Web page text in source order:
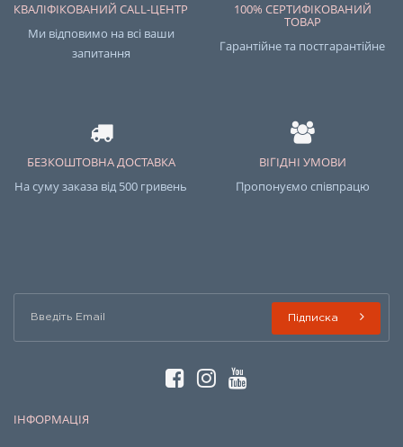
КВАЛІФІКОВАНИЙ CALL-ЦЕНТР
Ми відповимо на всі ваши
запитання
100% СЕРТИФІКОВАНИЙ
ТОВАР
Гарантійне та постгарантійне
БЕЗКОШТОВНА ДОСТАВКА
На суму заказа від 500 гривень
ВІГІДНІ УМОВИ
Пропонуємо співпрацю
Підписка
ІНФОРМАЦІЯ